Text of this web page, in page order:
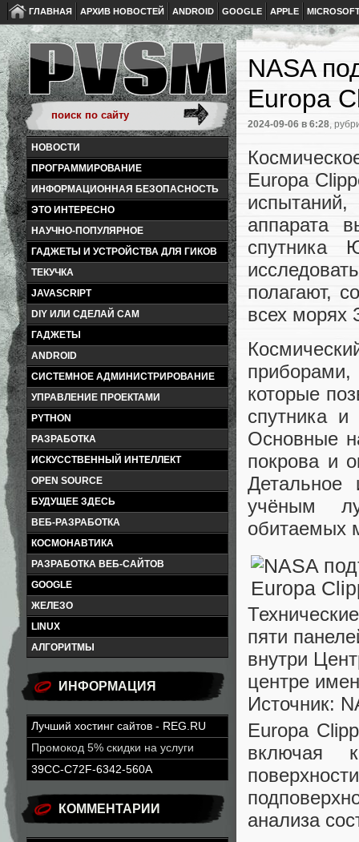
ГЛАВНАЯ АРХИВ НОВОСТЕЙ ANDROID GOOGLE APPLE
НОВОСТИ
ПРОГРАММИРОВАНИЕ
ИНФОРМАЦИОННАЯ БЕЗОПАСНОСТЬ
ЭТО ИНТЕРЕСНО
НАУЧНО-ПОПУЛЯРНОЕ
ГАДЖЕТЫ И УСТРОЙСТВА ДЛЯ ГИКОВ
ТЕКУЧКА
JAVASCRIPT
DIY ИЛИ СДЕЛАЙ САМ
ГАДЖЕТЫ
ANDROID
СИСТЕМНОЕ АДМИНИСТРИРОВАНИЕ
УПРАВЛЕНИЕ ПРОЕКТАМИ
PYTHON
РАЗРАБОТКА
ИСКУССТВЕННЫЙ ИНТЕЛЛЕКТ
OPEN SOURCE
БУДУЩЕЕ ЗДЕСЬ
ВЕБ-РАЗРАБОТКА
КОСМОНАВТИКА
РАЗРАБОТКА ВЕБ-САЙТОВ
GOOGLE
ЖЕЛЕЗО
LINUX
АЛГОРИТМЫ
ИНФОРМАЦИЯ
Лучший хостинг сайтов - REG.RU
Промокод 5% скидки на услуги
39CC-C72F-6342-560A
КОММЕНТАРИИ
NASA
Europa
2024-09-06 в 6:28,
Europa
аппарата
спутника
полагают,
всех морях
которые
спутника
Основные
покрова и
Детальное
учёным
обитаемых
пяти
внутри
центре
Источник:
Europa
включая
анализа